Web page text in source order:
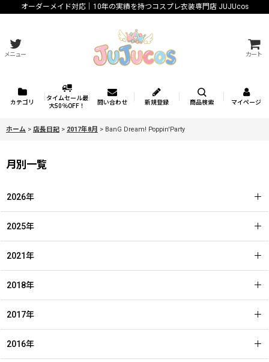
オーダーメイド対応｜10年の実績を持つコスプレ衣装専門店 JUJUcos
メニュー カート
カテゴリ
タイムセール最
大50％OFF！
問い合わせ 新規登録 商品検索 マイページ
ホーム > 店長日記 > 2017年8月 > BanG Dream! Poppin'Party
月別一覧
2026年
2025年
2021年
2018年
2017年
2016年